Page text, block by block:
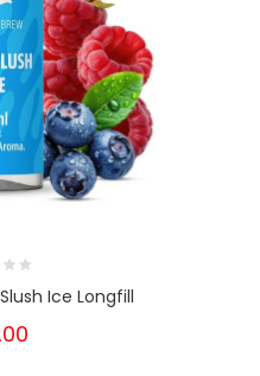
Ice Longfill